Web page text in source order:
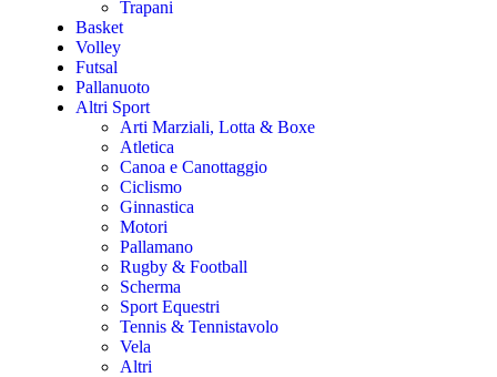
Trapani
Basket
Volley
Futsal
Pallanuoto
Altri Sport
Arti Marziali, Lotta & Boxe
Atletica
Canoa e Canottaggio
Ciclismo
Ginnastica
Motori
Pallamano
Rugby & Football
Scherma
Sport Equestri
Tennis & Tennistavolo
Vela
Altri